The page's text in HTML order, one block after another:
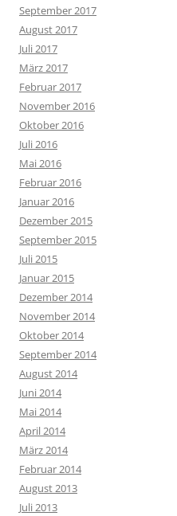
September 2017
August 2017
Juli 2017
März 2017
Februar 2017
November 2016
Oktober 2016
Juli 2016
Mai 2016
Februar 2016
Januar 2016
Dezember 2015
September 2015
Juli 2015
Januar 2015
Dezember 2014
November 2014
Oktober 2014
September 2014
August 2014
Juni 2014
Mai 2014
April 2014
März 2014
Februar 2014
August 2013
Juli 2013